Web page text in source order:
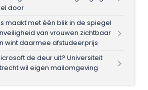
door
maakt met één blik in de spiegel
van vrouwen zichtbaar
wint daarmee afstudeerprijs
de deur uit? Universiteit
wil eigen mailomgeving